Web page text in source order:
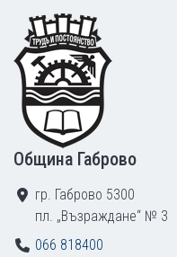
Footer
Община Габрово
гр. Габрово 5300
пл. „Възраждане“ № 3
066 818400